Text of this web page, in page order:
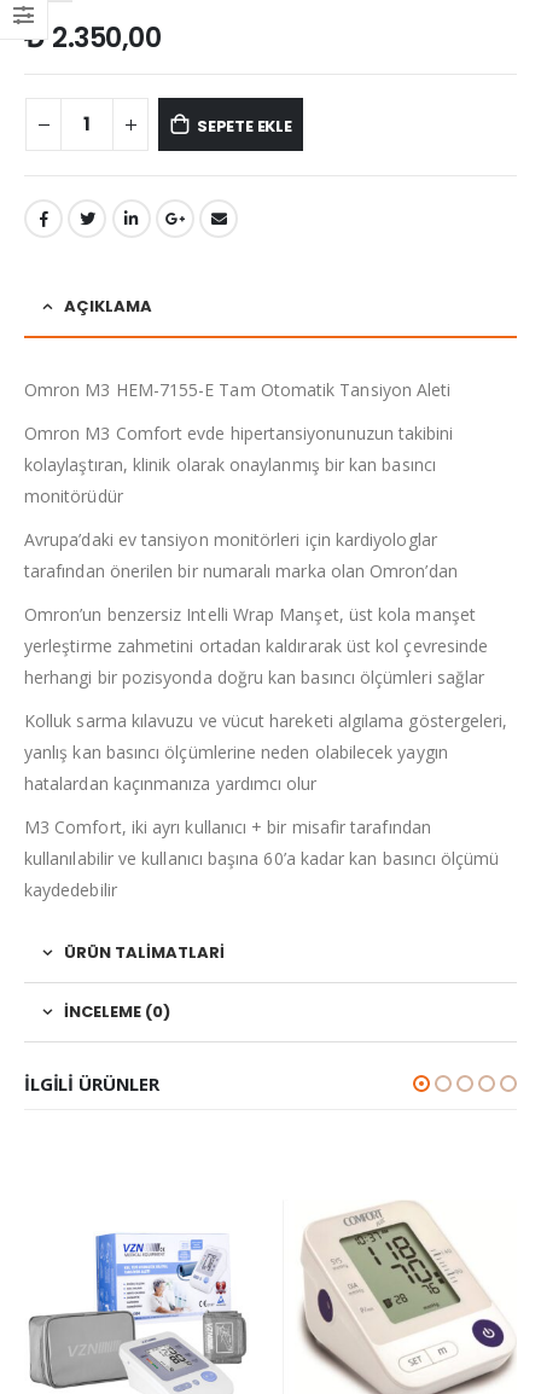
₺ 2.350,00
SEPETE EKLE
AÇIKLAMA
Omron M3 HEM-7155-E Tam Otomatik Tansiyon Aleti
Omron M3 Comfort evde hipertansiyonunuzun takibini
kolaylaştıran, klinik olarak onaylanmış bir kan basıncı
monitörüdür
Avrupa’daki ev tansiyon monitörleri için kardiyologlar
tarafından önerilen bir numaralı marka olan Omron’dan
Omron’un benzersiz Intelli Wrap Manşet, üst kola manşet
yerleştirme zahmetini ortadan kaldırarak üst kol çevresinde
herhangi bir pozisyonda doğru kan basıncı ölçümleri sağlar
Kolluk sarma kılavuzu ve vücut hareketi algılama göstergeleri,
yanlış kan basıncı ölçümlerine neden olabilecek yaygın
hatalardan kaçınmanıza yardımcı olur
M3 Comfort, iki ayrı kullanıcı + bir misafir tarafından
kullanılabilir ve kullanıcı başına 60’a kadar kan basıncı ölçümü
kaydedebilir
ÜRÜN TALIMATLARI
İNCELEME (0)
ILGILI ÜRÜNLER